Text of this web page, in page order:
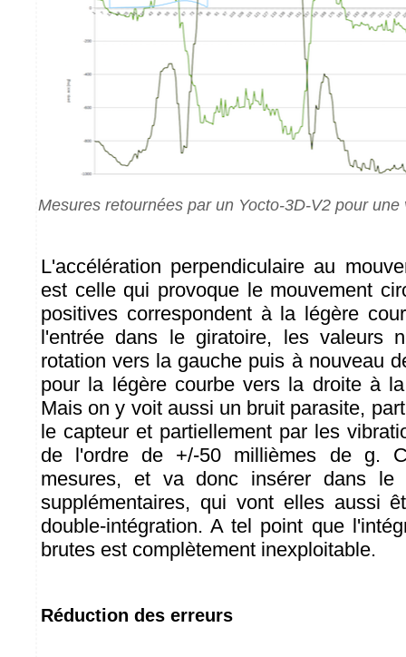
Mesures retournées par un Yocto-3D-V2 pour
L'accélération perpendiculaire au
est celle qui provoque le mouvement
positives correspondent à la légère
l'entrée dans le giratoire, les valeurs
rotation vers la gauche puis à nouveau
pour la légère courbe vers la droite à
Mais on y voit aussi un bruit parasite,
le capteur et partiellement par les
de l'ordre de +/-50 millièmes de g.
mesures, et va donc insérer dans le
supplémentaires, qui vont elles aussi
double-intégration. A tel point que
brutes est complètement inexploitable.
Réduction des erreurs